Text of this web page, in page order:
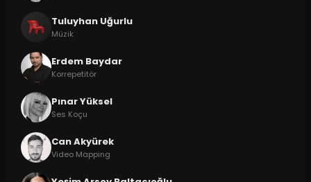
Tuluyhan Uğurlu
Müzik
Erdem Baydar
Korrepetitör
Pınar Yüksel
Ses Koçu
Can Akyürek
Video Mapping